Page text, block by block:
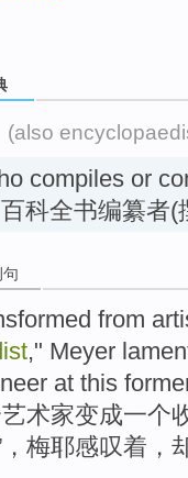
(also
compiles or
科全书编纂者(
from
," Meyer
at this
艺术家变成一个
梅耶感叹着，